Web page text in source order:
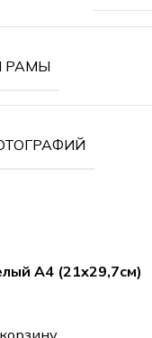
РАМЫ
А4 (21х29,7см)